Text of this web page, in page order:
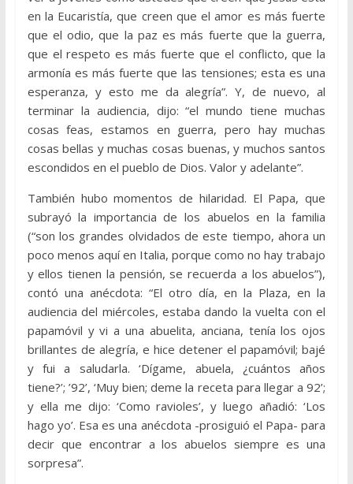
en la Eucaristía, que creen que el amor es más fuerte
que el odio, que la paz es más fuerte que la guerra,
que el respeto es más fuerte que el conflicto, que la
armonía es más fuerte que las tensiones; esta es una
esperanza, y esto me da alegría”. Y, de nuevo, al
terminar la audiencia, dijo: “el mundo tiene muchas
cosas feas, estamos en guerra, pero hay muchas
cosas bellas y muchas cosas buenas, y muchos santos
escondidos en el pueblo de Dios. Valor y adelante”.
También hubo momentos de hilaridad. El Papa, que
subrayó la importancia de los abuelos en la familia
(“son los grandes olvidados de este tiempo, ahora un
poco menos aquí en Italia, porque como no hay trabajo
y ellos tienen la pensión, se recuerda a los abuelos”),
contó una anécdota: “El otro día, en la Plaza, en la
audiencia del miércoles, estaba dando la vuelta con el
papamóvil y vi a una abuelita, anciana, tenía los ojos
brillantes de alegría, e hice detener el papamóvil; bajé
y fui a saludarla. ‘Dígame, abuela, ¿cuántos años
tiene?’; ’92’, ‘Muy bien; deme la receta para llegar a 92’;
y ella me dijo: ‘Como ravioles’, y luego añadió: ‘Los
hago yo’. Esa es una anécdota -prosiguió el Papa- para
decir que encontrar a los abuelos siempre es una
sorpresa”.